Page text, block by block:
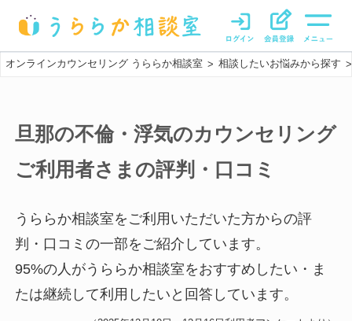
オンラインカウンセリング うららか相談室 > 相談したいお悩みから探す >
旦那の不倫・浮気のカウンセリング
ご利用者さまの評判・口コミ
うららか相談室をご利用いただいた方からの評
判・口コミの一部をご紹介しています。
95%の人がうららか相談室をおすすめしたい・ま
たは継続して利用したいと回答しています。